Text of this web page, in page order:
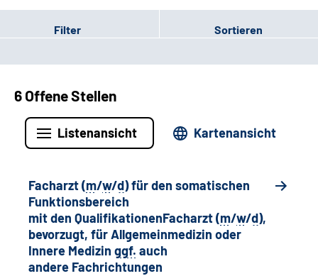
Filter Sortieren
6 Offene Stellen
Listenansicht Kartenansicht
Facharzt (m/w/d) für den somatischen
Funktionsbereich
mit den QualifikationenFacharzt (m/w/d),
bevorzugt, für Allgemeinmedizin oder
Innere Medizin ggf. auch
andere Fachrichtungen